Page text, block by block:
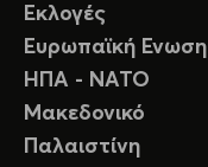
Εκλογές
Ευρωπαϊκή Ενωση
ΗΠΑ - ΝΑΤΟ
Μακεδονικό
Παλαιστίνη